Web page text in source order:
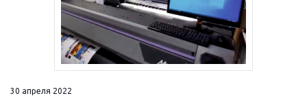
30 апреля 2022